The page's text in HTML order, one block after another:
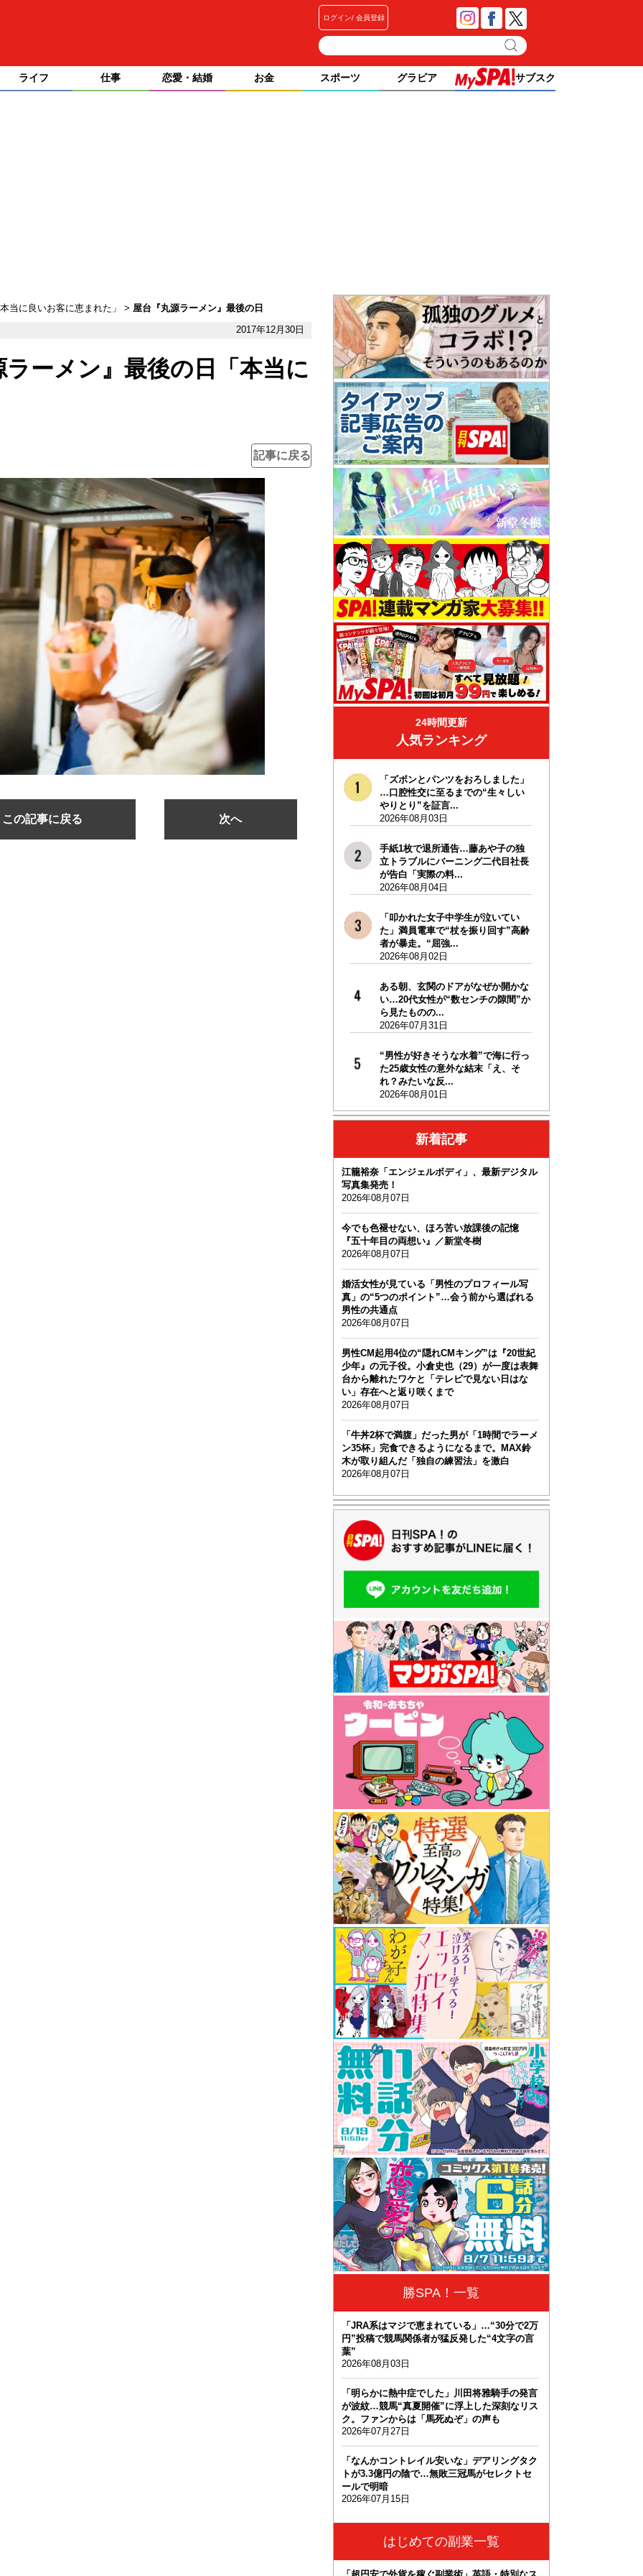
ログイン 会員登録
ライフ 仕事 恋愛・結婚 お金 スポーツ グラビア サブスク
当に良いお客に恵まれた」
屋台『丸源ラーメン』最後の日
2017年12月30日
ーメン』最後の日「本当に
記事に戻る
この記事に戻る 次へ
24時間更新
人気ランキング
「ズボンとパンツをおろしました」
…口腔性交に至るまでの“生々しい
やりとり”を証言...
2026年08月03日
手紙1枚で退所通告…藤あや子の独
立トラブルにバーニング二代目社長
が告白「実際の料...
2026年08月04日
「叩かれた女子中学生が泣いてい
た」満員電車で“杖を振り回す”高齢
者が暴走。“屈強...
2026年08月02日
ある朝、玄関のドアがなぜか開かな
い…20代女性が“数センチの隙間”か
ら見たものの...
2026年07月31日
“男性が好きそうな水着”で海に行っ
た25歳女性の意外な結末「え、そ
れ？みたいな反...
2026年08月01日
新着記事
江籠裕奈「エンジェルボディ」、最新デジタル
写真集発売！
2026年08月07日
今でも色褪せない、ほろ苦い放課後の記憶
『五十年目の両想い』／新堂冬樹
2026年08月07日
婚活女性が見ている「男性のプロフィール写
真」の“5つのポイント”…会う前から選ばれる
男性の共通点
2026年08月07日
男性CM起用4位の“隠れCMキング”は『20世紀
少年』の元子役。小倉史也（29）が一度は表舞
台から離れたワケと「テレビで見ない日はな
い」存在へと返り咲くまで
2026年08月07日
「牛丼2杯で満腹」だった男が「1時間でラーメ
ン35杯」完食できるようになるまで。MAX鈴
木が取り組んだ「独自の練習法」を激白
2026年08月07日
勝SPA！一覧
「JRA系はマジで恵まれている」…“30分で2万
円”投稿で競馬関係者が猛反発した“4文字の言
葉”
2026年08月03日
「明らかに熱中症でした」川田将雅騎手の発言
が波紋…競馬“真夏開催”に浮上した深刻なリス
ク。ファンからは「馬死ぬぞ」の声も
2026年07月27日
「なんかコントレイル安いな」デアリングタク
トが3.3億円の陰で…無敗三冠馬がセレクトセ
ールで明暗
2026年07月15日
はじめての副業一覧